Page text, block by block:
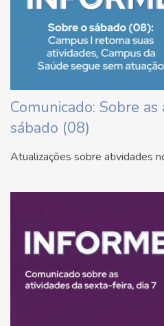
Comunicado: Sobre
sábado (08)
Atualizações sobre atividades